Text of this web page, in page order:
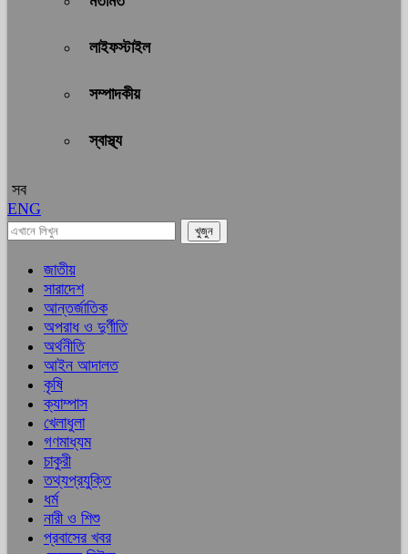
লাইফস্টাইল
সম্পাদকীয়
স্বাস্থ্য
সব
ENG
জাতীয়
সারাদেশ
আন্তর্জাতিক
অপরাধ ও দুর্ণীতি
অর্থনীতি
আইন আদালত
কৃষি
ক্যাম্পাস
খেলাধুলা
গণমাধ্যম
চাকুরী
তথ্যপ্রযুক্তি
ধর্ম
নারী ও শিশু
প্রবাসের খবর